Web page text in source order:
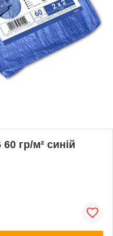
гр/м² синій